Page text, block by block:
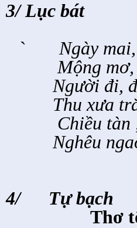
3/ Lục bát
`
Ngày
Mộng
Người đi,
Thu xưa
Chiều tàn
Nghêu
4/
Tự bạch
Thơ